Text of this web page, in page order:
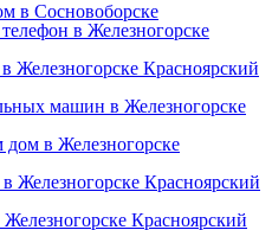
в Сосновоборске
в Железногорске
Железногорске Красноярский
машин в Железногорске
в Железногорске
Железногорске Красноярский
Красноярский